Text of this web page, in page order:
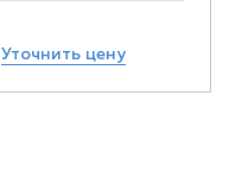
Уточнить цену